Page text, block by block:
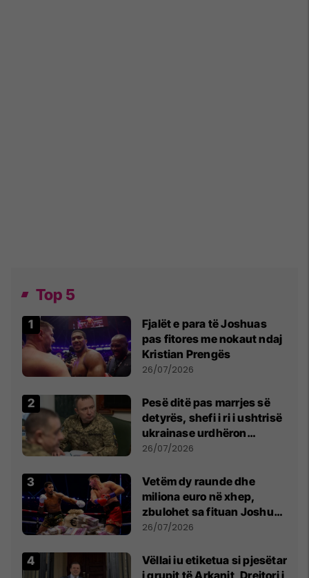
Top 5
Fjalët e para të Joshuas
pas fitores me nokaut ndaj
Kristian Prengës
26/07/2026
Pesë ditë pas marrjes së
detyrës, shefi i ri i ushtrisë
ukrainase urdhëron
kontroll të madh
26/07/2026
Vetëm dy raunde dhe
miliona euro në xhep,
zbulohet sa fituan Joshua
e Prenga
26/07/2026
Vëllai iu etiketua si pjesëtar
i grupit të Arkanit, Drejtori i